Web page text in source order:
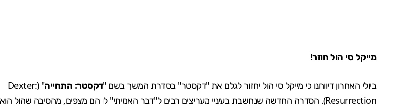
מייקל סי הול חוזר!
ביולי האחרוןדיווחנו כי מייקל סי הול יחזור לגלם את "דקסטר" בסדרת המשך בשם "דקסטר: התחייה
" (Dexter:
Resurrection). הסדרה החדשה שנחשבת בעיניי מעריצים רבים ל"דבר האמיתי" לו הם מצפים, מהסיבה שהול הוא